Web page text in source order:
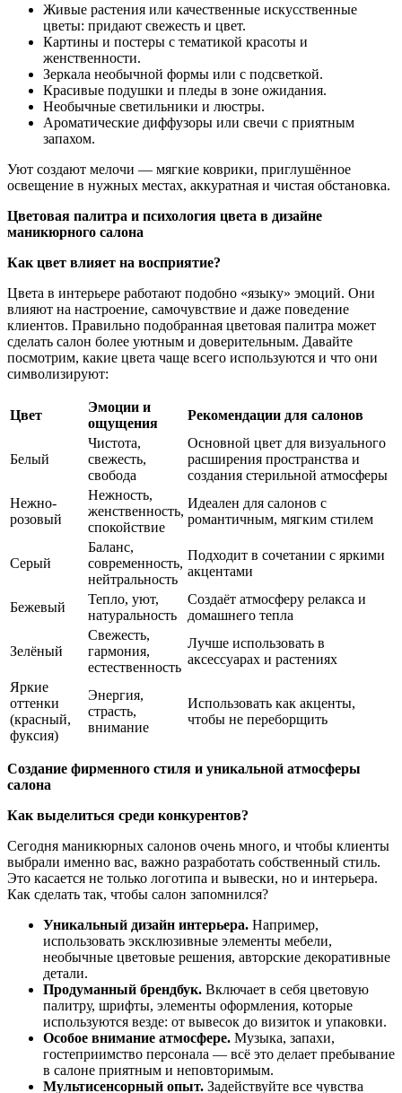
Живые растения или качественные искусственные
цветы: придают свежесть и цвет.
Картины и постеры с тематикой красоты и
женственности.
Зеркала необычной формы или с подсветкой.
Красивые подушки и пледы в зоне ожидания.
Необычные светильники и люстры.
Ароматические диффузоры или свечи с приятным
запахом.
Уют создают мелочи — мягкие коврики, приглушённое
освещение в нужных местах, аккуратная и чистая обстановка.
Цветовая палитра и психология цвета в дизайне
маникюрного салона
Как цвет влияет на восприятие?
Цвета в интерьере работают подобно «языку» эмоций. Они
влияют на настроение, самочувствие и даже поведение
клиентов. Правильно подобранная цветовая палитра может
сделать салон более уютным и доверительным. Давайте
посмотрим, какие цвета чаще всего используются и что они
символизируют:
Цвет
Эмоции и
ощущения
Рекомендации для салонов
Белый
Чистота,
свежесть,
свобода
Основной цвет для визуального
расширения пространства и
создания стерильной атмосферы
Нежно-
розовый
Нежность,
женственность,
спокойствие
Идеален для салонов с
романтичным, мягким стилем
Серый
Баланс,
современность,
нейтральность
Подходит в сочетании с яркими
акцентами
Бежевый
Тепло, уют,
натуральность
Создаёт атмосферу релакса и
домашнего тепла
Зелёный
Свежесть,
гармония,
естественность
Лучше использовать в
аксессуарах и растениях
Яркие
оттенки
(красный,
фуксия)
Энергия,
страсть,
внимание
Использовать как акценты,
чтобы не переборщить
Создание фирменного стиля и уникальной атмосферы
салона
Как выделиться среди конкурентов?
Сегодня маникюрных салонов очень много, и чтобы клиенты
выбрали именно вас, важно разработать собственный стиль.
Это касается не только логотипа и вывески, но и интерьера.
Как сделать так, чтобы салон запомнился?
Уникальный дизайн интерьера. Например,
использовать эксклюзивные элементы мебели,
необычные цветовые решения, авторские декоративные
детали.
Продуманный брендбук. Включает в себя цветовую
палитру, шрифты, элементы оформления, которые
используются везде: от вывесок до визиток и упаковки.
Особое внимание атмосфере. Музыка, запахи,
гостеприимство персонала — всё это делает пребывание
в салоне приятным и неповторимым.
Мультисенсорный опыт. Задействуйте все чувства